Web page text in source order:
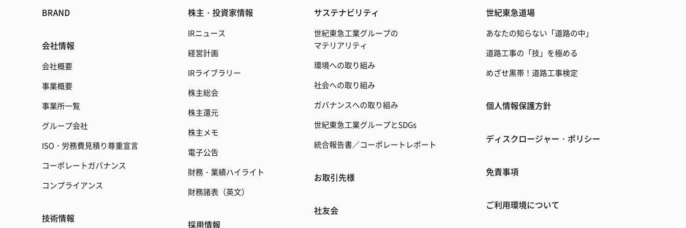
BRAND
会社情報
会社概要
事業概要
事業所一覧
グループ会社
ISO・労務費見積り尊重宣言
コーポレートガバナンス
コンプライアンス
技術情報
株主・投資家情報
IRニュース
経営計画
IRライブラリー
株主総会
株主還元
株主メモ
電子公告
財務・業績ハイライト
財務諸表（英文）
採用情報
サステナビリティ
世紀東急工業グループの
マテリアリティ
環境への取り組み
社会への取り組み
ガバナンスへの取り組み
世紀東急工業グループとSDGs
統合報告書／コーポレートレポート
お取引先様
社友会
世紀東急道場
あなたの知らない「道路の中」
道路工事の「技」を極める
めざせ黒帯！道路工事検定
個人情報保護方針
ディスクロージャー・ポリシー
免責事項
ご利用環境について